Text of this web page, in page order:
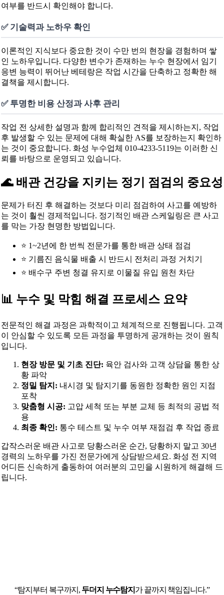
여부를 반드시 확인해야 합니다.
✅ 기술력과 노하우 확인
이론적인 지식보다 중요한 것이 수만 번의 현장을 경험하며 쌓
인 노하우입니다. 다양한 변수가 존재하는 누수 현장에서 임기
응변 능력이 뛰어난 베테랑은 작업 시간을 단축하고 정확한 해
결책을 제시합니다.
✅ 투명한 비용 산정과 사후 관리
작업 전 상세한 설명과 함께 합리적인 견적을 제시하는지, 작업
후 발생할 수 있는 문제에 대해 확실한 AS를 보장하는지 확인하
는 것이 중요합니다. 화성 누수업체 010-4233-5119는 이러한 신
뢰를 바탕으로 운영되고 있습니다.
🌊 배관 건강을 지키는 정기 점검의 중요성
문제가 터진 후 해결하는 것보다 미리 점검하여 사고를 예방하
는 것이 훨씬 경제적입니다. 정기적인 배관 스케일링은 큰 사고
를 막는 가장 현명한 방법입니다.
⭐ 1~2년에 한 번씩 전문가를 통한 배관 상태 점검
⭐ 기름진 음식물 배출 시 반드시 전처리 과정 거치기
⭐ 배수구 주변 청결 유지로 이물질 유입 원천 차단
📊 누수 및 막힘 해결 프로세스 요약
전문적인 해결 과정은 과학적이고 체계적으로 진행됩니다. 고객
이 안심할 수 있도록 모든 과정을 투명하게 공개하는 것이 원칙
입니다.
현장 방문 및 기초 진단: 육안 검사와 고객 상담을 통한 상
황 파악
정밀 탐지: 내시경 및 탐지기를 동원한 정확한 원인 지점
포착
맞춤형 시공: 고압 세척 또는 부분 교체 등 최적의 공법 적
용
최종 확인: 통수 테스트 및 누수 여부 재점검 후 작업 종료
갑작스러운 배관 사고로 당황스러운 순간, 당황하지 말고 30년
경력의 노하우를 가진 전문가에게 상담받으세요. 화성 전 지역
어디든 신속하게 출동하여 여러분의 고민을 시원하게 해결해 드
립니다.
“탐지부터 복구까지, 두더지 누수탐지 가 끝까지 책임집니다.”